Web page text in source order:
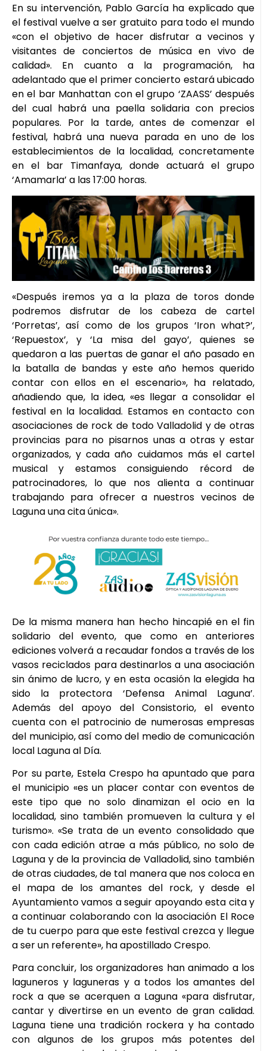
En su intervención, Pablo García ha explicado que
el festival vuelve a ser gratuito para todo el mundo
«con el objetivo de hacer disfrutar a vecinos y
visitantes de conciertos de música en vivo de
calidad». En cuanto a la programación, ha
adelantado que el primer concierto estará ubicado
en el bar Manhattan con el grupo ‘ZAASS’ después
del cual habrá una paella solidaria con precios
populares. Por la tarde, antes de comenzar el
festival, habrá una nueva parada en uno de los
establecimientos de la localidad, concretamente
en el bar Timanfaya, donde actuará el grupo
‘Amamarla’ a las 17:00 horas.
«Después iremos ya a la plaza de toros donde
podremos disfrutar de los cabeza de cartel
‘Porretas’, así como de los grupos ‘Iron what?’,
‘Repuestox’, y ‘La misa del gayo’, quienes se
quedaron a las puertas de ganar el año pasado en
la batalla de bandas y este año hemos querido
contar con ellos en el escenario», ha relatado,
añadiendo que, la idea, «es llegar a consolidar el
festival en la localidad. Estamos en contacto con
asociaciones de rock de todo Valladolid y de otras
provincias para no pisarnos unas a otras y estar
organizados, y cada año cuidamos más el cartel
musical y estamos consiguiendo récord de
patrocinadores, lo que nos alienta a continuar
trabajando para ofrecer a nuestros vecinos de
Laguna una cita única».
De la misma manera han hecho hincapié en el fin
solidario del evento, que como en anteriores
ediciones volverá a recaudar fondos a través de los
vasos reciclados para destinarlos a una asociación
sin ánimo de lucro, y en esta ocasión la elegida ha
sido la protectora ‘Defensa Animal Laguna’.
Además del apoyo del Consistorio, el evento
cuenta con el patrocinio de numerosas empresas
del municipio, así como del medio de comunicación
local Laguna al Día.
Por su parte, Estela Crespo ha apuntado que para
el municipio «es un placer contar con eventos de
este tipo que no solo dinamizan el ocio en la
localidad, sino también promueven la cultura y el
turismo». «Se trata de un evento consolidado que
con cada edición atrae a más público, no solo de
Laguna y de la provincia de Valladolid, sino también
de otras ciudades, de tal manera que nos coloca en
el mapa de los amantes del rock, y desde el
Ayuntamiento vamos a seguir apoyando esta cita y
a continuar colaborando con la asociación El Roce
de tu cuerpo para que este festival crezca y llegue
a ser un referente», ha apostillado Crespo.
Para concluir, los organizadores han animado a los
laguneros y laguneras y a todos los amantes del
rock a que se acerquen a Laguna «para disfrutar,
cantar y divertirse en un evento de gran calidad.
Laguna tiene una tradición rockera y ha contado
con algunos de los grupos más potentes del